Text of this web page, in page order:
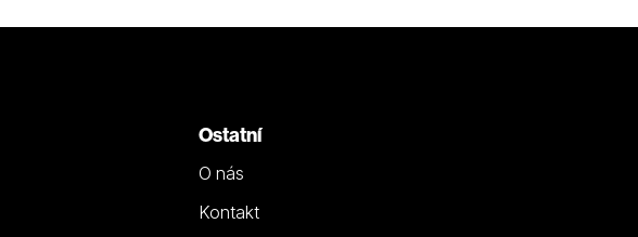
Ostatní
O nás
Kontakt